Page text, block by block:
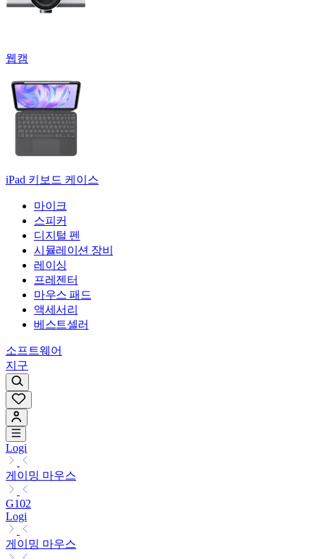
웹캠
iPad 키보드 케이스
마이크
스피커
디지털 펜
시뮬레이션 장비
레이싱
프레젠터
마우스 패드
액세서리
베스트셀러
소프트웨어
지구
Logi
게이밍 마우스
G102
Logi
게이밍 마우스